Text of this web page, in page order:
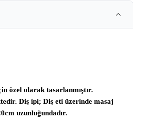
özel olarak tasarlanmıştır.
Diş ipi; Diş eti üzerinde masaj
uzunluğundadır.